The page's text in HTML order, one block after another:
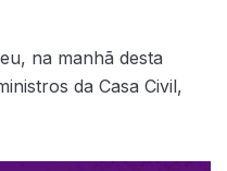
na manhã desta
da Casa Civil,